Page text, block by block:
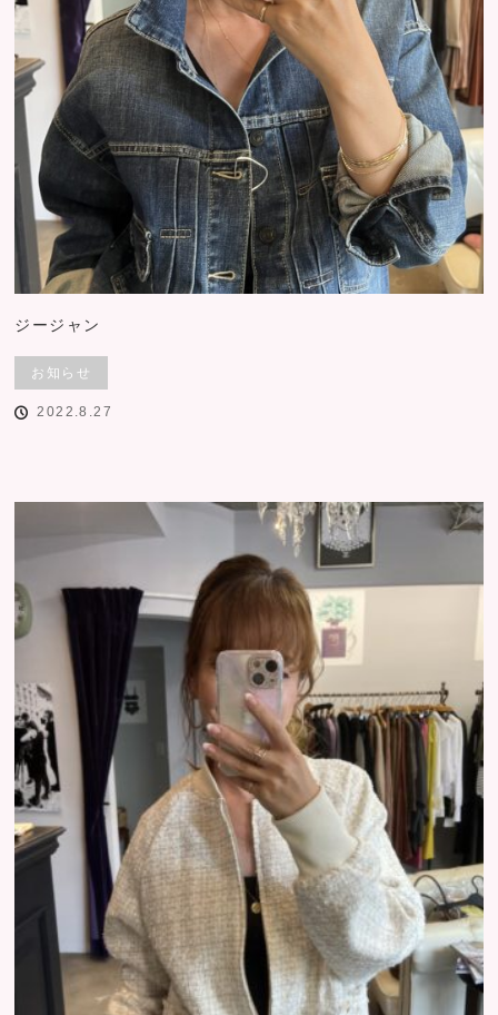
ジージャン
お知らせ
2022.8.27